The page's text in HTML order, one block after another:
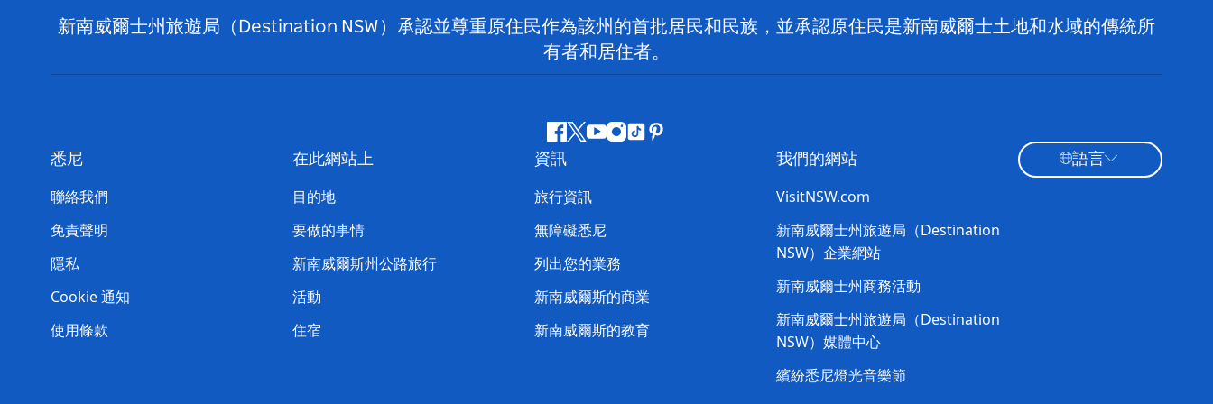
新南威爾士州旅遊局（Destination NSW）承認並尊重原住民作為該州的首批居民和民族，並承認原住民是新南威爾士土地和水域的傳統所
有者和居住者。
Facebook
嘰
喳
喳
Youtube
Instagram
抖 Pinterest
悉尼
聯絡我們
免責聲明
隱私
Cookie 通知
使用條款
在此網站上
目的地
要做的事情
新南威爾斯州公路旅行
活動
住宿
資訊
旅行資訊
無障礙悉尼
列出您的業務
新南威爾斯的商業
新南威爾斯的教育
我們的網站
VisitNSW.com
新南威爾士州旅遊局（Destination
NSW）企業網站​
新南威爾士州商務活動
新南威爾士州旅遊局（Destination
NSW）媒體中心
繽紛悉尼燈光音樂節
語言